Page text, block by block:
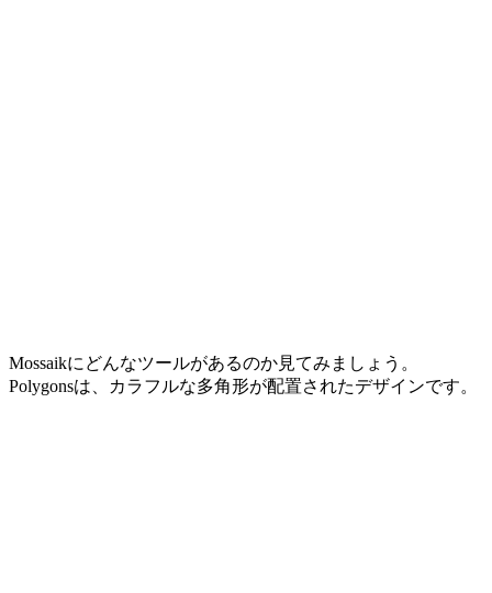
Mossaikにどんなツールがあるのか見てみましょう。
Polygonsは、カラフルな多角形が配置されたデザインです。